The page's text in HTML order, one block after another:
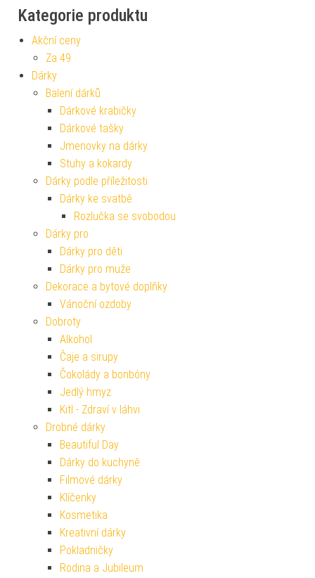
Kategorie produktu
Akční ceny
Za 49
Dárky
Balení dárků
Dárkové krabičky
Dárkové tašky
Jmenovky na dárky
Stuhy a kokardy
Dárky podle příležitosti
Dárky ke svatbě
Rozlučka se svobodou
Dárky pro
Dárky pro děti
Dárky pro muže
Dekorace a bytové doplňky
Vánoční ozdoby
Dobroty
Alkohol
Čaje a sirupy
Čokolády a bonbóny
Jedlý hmyz
Kitl - Zdraví v láhvi
Drobné dárky
Beautiful Day
Dárky do kuchyně
Filmové dárky
Klíčenky
Kosmetika
Kreativní dárky
Pokladničky
Rodina a Jubileum